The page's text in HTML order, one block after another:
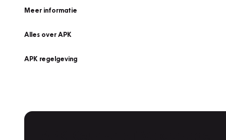
Meer informatie
Alles over APK
APK regelgeving